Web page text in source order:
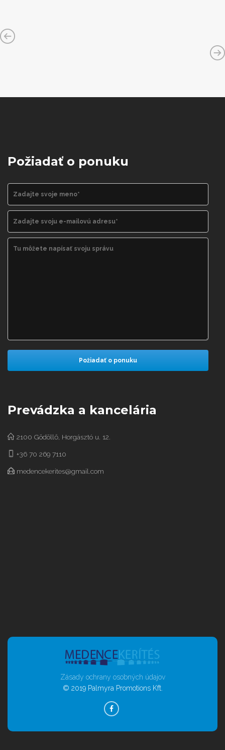
Požiadať o ponuku
Prevádzka a kancelária
2100 Gödöllő, Horgásztó u. 12.
+36 70 269 7110
medencekerites@gmail.com
Zásady ochrany osobných údajov
© 2019 Palmyra Promotions Kft.